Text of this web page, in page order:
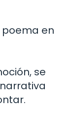
poema en
se